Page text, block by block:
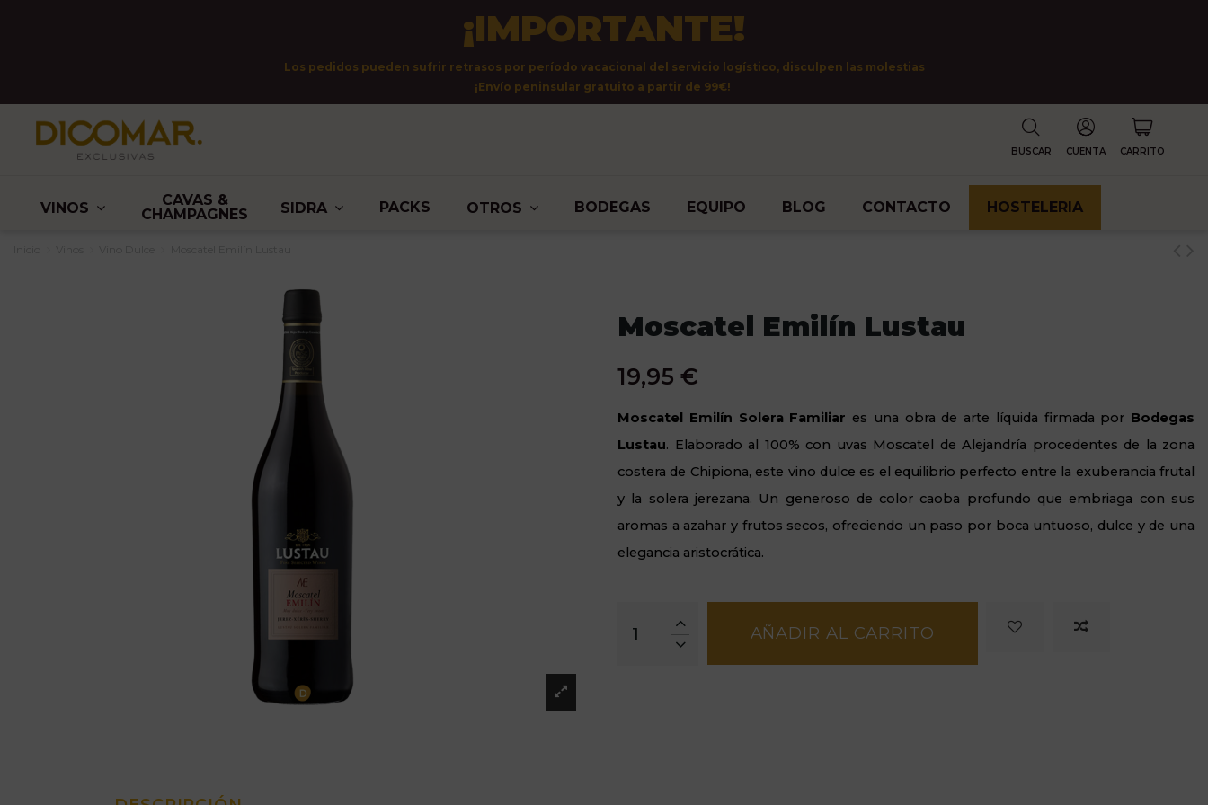
¡IMPORTANTE!
Los pedidos pueden sufrir retrasos por período vacacional del servicio logístico, disculpen las molestias
¡Envío peninsular gratuito a partir de 99€!
BUSCAR CUENTA CARRITO
VINOS
CAVAS &
CHAMPAGNES
SIDRA PACKS OTROS BODEGAS EQUIPO BLOG CONTACTO HOSTELERIA
Moscatel Emilín Lustau
19,95 €
Moscatel Emilín Solera Familiar es una obra de arte líquida firmada por Bodegas
Lustau. Elaborado al 100% con uvas Moscatel de Alejandría procedentes de la zona
costera de Chipiona, este vino dulce es el equilibrio perfecto entre la exuberancia frutal
y la solera jerezana. Un generoso de color caoba profundo que embriaga con sus
aromas a azahar y frutos secos, ofreciendo un paso por boca untuoso, dulce y de una
elegancia aristocrática.
AÑADIR AL CARRITO